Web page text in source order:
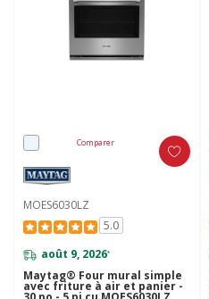
Comparer
MOES6030LZ
5.0
août 9, 2026*
Maytag® Four mural simple
avec friture à air et panier -